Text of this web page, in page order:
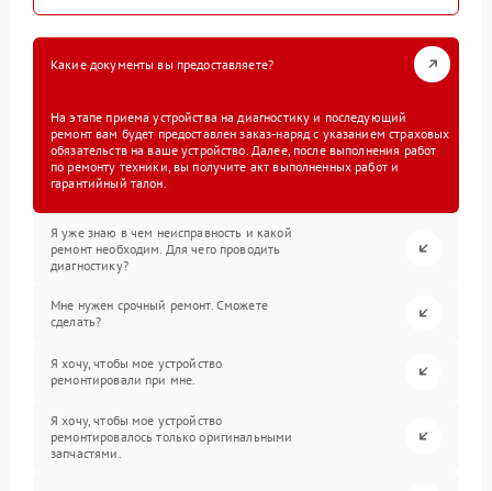
Какие документы вы предоставляете?
На этапе приема устройства на диагностику и последующий
ремонт вам будет предоставлен заказ-наряд с указанием страховых
обязательств на ваше устройство. Далее, после выполнения работ
по ремонту техники, вы получите акт выполненных работ и
гарантийный талон.
Я уже знаю в чем неисправность и какой
ремонт необходим. Для чего проводить
диагностику?
Мне нужен срочный ремонт. Сможете
сделать?
Я хочу, чтобы мое устройство
ремонтировали при мне.
Я хочу, чтобы мое устройство
ремонтировалось только оригинальными
запчастями.